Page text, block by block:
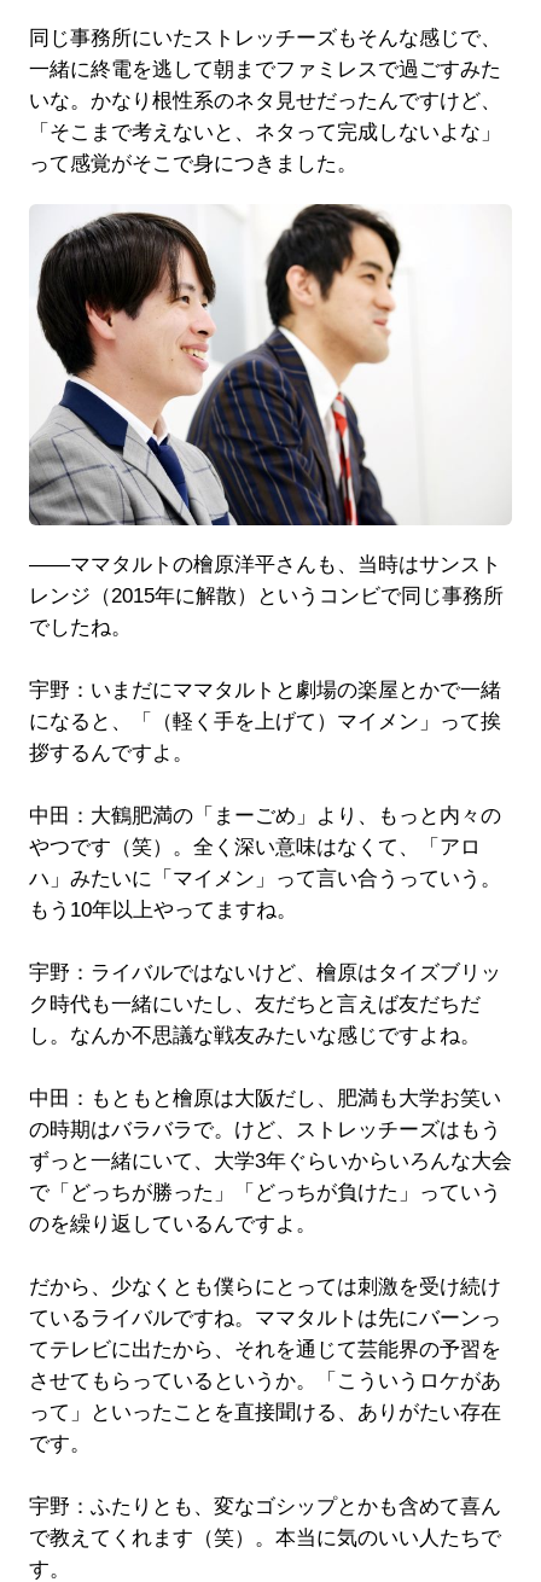
同じ事務所にいたストレッチーズもそんな感じで、
一緒に終電を逃して朝までファミレスで過ごすみた
いな。かなり根性系のネタ見せだったんですけど、
「そこまで考えないと、ネタって完成しないよな」
って感覚がそこで身につきました。
――ママタルトの檜原洋平さんも、当時はサンスト
レンジ（2015年に解散）というコンビで同じ事務所
でしたね。
宇野：いまだにママタルトと劇場の楽屋とかで一緒
になると、「（軽く手を上げて）マイメン」って挨
拶するんですよ。
中田：大鶴肥満の「まーごめ」より、もっと内々の
やつです（笑）。全く深い意味はなくて、「アロ
ハ」みたいに「マイメン」って言い合うっていう。
もう10年以上やってますね。
宇野：ライバルではないけど、檜原はタイズブリッ
ク時代も一緒にいたし、友だちと言えば友だちだ
し。なんか不思議な戦友みたいな感じですよね。
中田：もともと檜原は大阪だし、肥満も大学お笑い
の時期はバラバラで。けど、ストレッチーズはもう
ずっと一緒にいて、大学3年ぐらいからいろんな大会
で「どっちが勝った」「どっちが負けた」っていう
のを繰り返しているんですよ。
だから、少なくとも僕らにとっては刺激を受け続け
ているライバルですね。ママタルトは先にバーンっ
てテレビに出たから、それを通じて芸能界の予習を
させてもらっているというか。「こういうロケがあ
って」といったことを直接聞ける、ありがたい存在
です。
宇野：ふたりとも、変なゴシップとかも含めて喜ん
で教えてくれます（笑）。本当に気のいい人たちで
す。